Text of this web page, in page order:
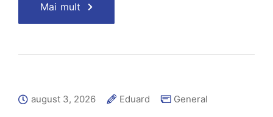
Mai mult
august 3, 2026 Eduard General